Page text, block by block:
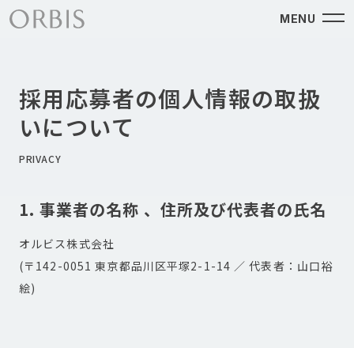
MENU
採用応募者の個人情報の取扱
いについて
PRIVACY
1. 事業者の名称 、住所及び代表者の氏名
オルビス株式会社
(〒142-0051 東京都品川区平塚2-1-14 ／ 代表者：山口裕
絵)